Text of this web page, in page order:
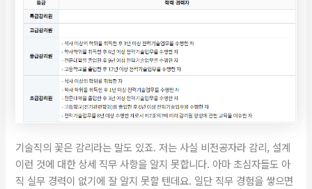
기술직의 꽃은 감리라는 말도 있죠. 저는 사실 비전공자라 감리, 설계
이런 것에 대한 상세 직무 사항을 알지 못합니다. 아마 초심자들도 아
직 실무 경력이 없기에 잘 알지 못할 텐데요. 일단 직무 경험을 쌓으면